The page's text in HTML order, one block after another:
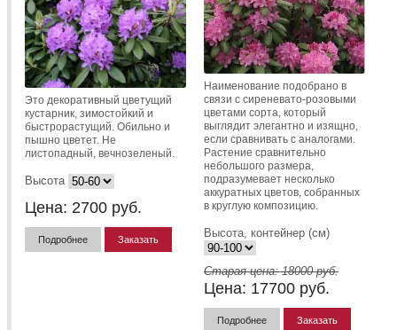
Это декоративный цветущий
кустарник, зимостойкий и
быстрорастущий. Обильно и
пышно цветет. Не
листопадный, вечнозеленый.
Высота
Цена: 2700 руб.
Подробнее Заказать
Наименование подобрано в
связи с сиреневато-розовыми
цветами сорта, который
выглядит элегантно и изящно,
если сравнивать с аналогами.
Растение сравнительно
небольшого размера,
подразумевает несколько
аккуратных цветов, собранных
в круглую композицию.
Высота, контейнер (см)
Старая цена:18000руб.
Цена: 17700 руб.
Подробнее Заказать